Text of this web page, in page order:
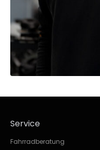
Service
Fahrradberatung